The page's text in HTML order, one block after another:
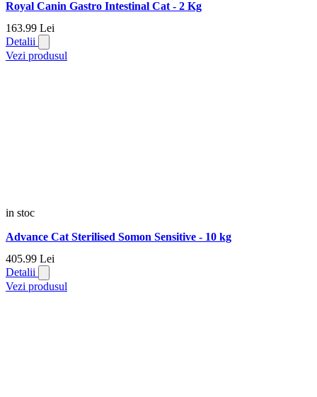
Royal Canin Gastro Intestinal Cat - 2 Kg
163.99 Lei
Detalii
Vezi produsul
in stoc
Advance Cat Sterilised Somon Sensitive - 10 kg
405.99 Lei
Detalii
Vezi produsul